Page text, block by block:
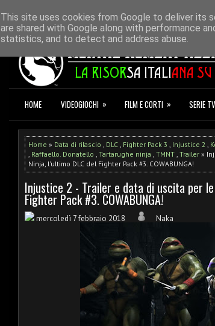
HOME REDAZIONE CONTATTI DONAZIONI
HOME VIDEOGIOCHI » FILM E CORTI » SERIE
Home » Data di rilascio , DLC , Fighter Pack 3 , Injustice 2 ,
, Raffaello. Donatello , Tartarughe ninja , TMNT , Trailer »
Ninja, l'ultimo DLC del Fighter Pack #3. COWABUNGA!
Injustice 2 - Trailer e data di uscita per
Fighter Pack #3. COWABUNGA!
mercoledì 7 febbraio 2018 Naka
This site uses cookies from Google to deliver its
are shared with Google along with performance
statistics, and to detect and address abuse.